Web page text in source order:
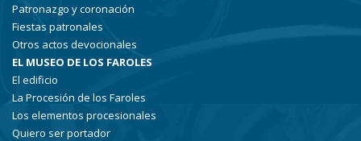
Patronazgo y coronación
Fiestas patronales
Otros actos devocionales
EL MUSEO DE LOS FAROLES
El edificio
La Procesión de los Faroles
Los elementos procesionales
Quiero ser portador